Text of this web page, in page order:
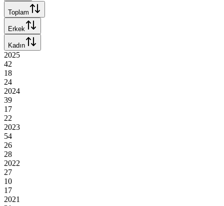
Toplam
Erkek
Kadın
2025
42
18
24
2024
39
17
22
2023
54
26
28
2022
27
10
17
2021